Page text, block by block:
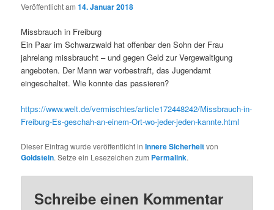
Veröffentlicht am14. Januar 2018
Missbrauch in Freiburg
Ein Paar im Schwarzwald hat offenbar den Sohn der Frau
jahrelang missbraucht – und gegen Geld zur Vergewaltigung
angeboten. Der Mann war vorbestraft, das Jugendamt
eingeschaltet. Wie konnte das passieren?
https://www.welt.de/vermischtes/article172448242/Missbrauch-in-
Freiburg-Es-geschah-an-einem-Ort-wo-jeder-jeden-kannte.html
Dieser Eintrag wurde veröffentlicht inInnere Sicherheitvon
Goldstein. Setze ein Lesezeichen zum Permalink.
Schreibe einen Kommentar